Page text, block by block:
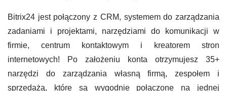
Bitrix24 jest połączony z CRM, systemem do zarządzania
zadaniami i projektami, narzędziami do komunikacji w
firmie, centrum kontaktowym i kreatorem stron
internetowych! Po założeniu konta otrzymujesz 35+
narzędzi do zarządzania własną firmą, zespołem i
sprzedażą, które są wygodnie połączone na jednej